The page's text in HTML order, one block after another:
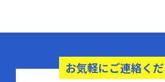
お気軽にご連絡くだ